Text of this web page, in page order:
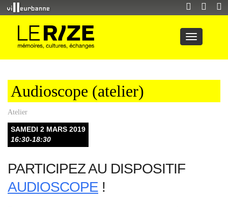
Audioscope (atelier)
Atelier
SAMEDI 2 MARS 2019
16:30-18:30
PARTICIPEZ AU DISPOSITIF
AUDIOSCOPE !